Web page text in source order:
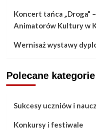
Koncert tańca „Droga”
Animatorów Kultury w
Wernisaż wystawy
Polecane kategorie
Sukcesy uczniów i
Konkursy i festiwale